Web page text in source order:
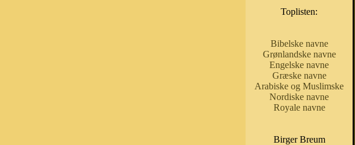
Toplisten:
Bibelske navne
Grønlandske navne
Engelske navne
Græske navne
Arabiske og Muslimske
Nordiske navne
Royale navne
Birger Breum